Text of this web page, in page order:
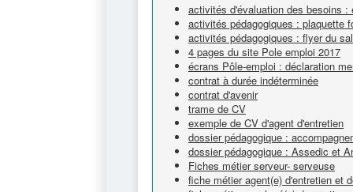
activités d'évaluation des besoins :
activités pédagogiques : plaquette
activités pédagogiques : flyer du
4 pages du site Pole emploi 2017
écrans Pôle-emploi : déclaration
contrat à durée indéterminée
contrat d'avenir
trame de CV
exemple de CV d'agent d'entretien
dossier pédagogique :
dossier pédagogique : Assedic et
Fiches métier serveur- serveuse
fiche métier agent(e) d'entretien et